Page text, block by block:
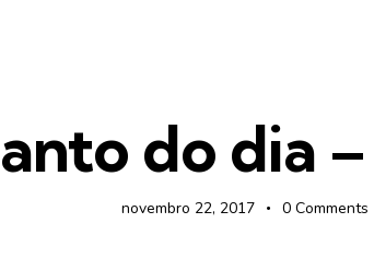
do dia –
novembro 22, 2017 0 Comments